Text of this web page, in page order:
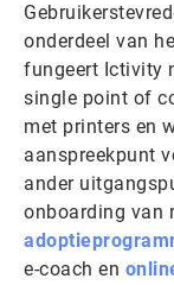
onderdeel van
fungeert Ictivity
single point of
met printers en
aanspreekpunt
ander
onboarding van
e-coach en